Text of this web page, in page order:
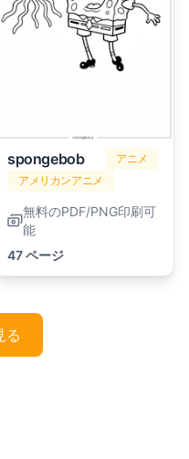
spongebob
アニメ
アメリカンアニメ
無料のPDF/PNG印刷可
能
47 ページ
る